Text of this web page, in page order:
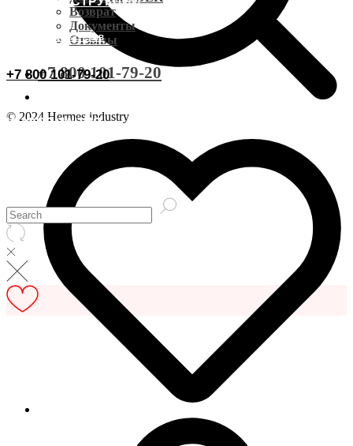
ОСТАВИТЬ ОТЗЫВ
+7 800 101-79-20
ИНФОРМАЦИЯ
Доставка CDEK
Документы
Возврат
Документы
Отзывы
+7 800 101-79-20
© 2024 Hermes industry